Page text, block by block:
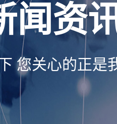
闻资
您关心的正是